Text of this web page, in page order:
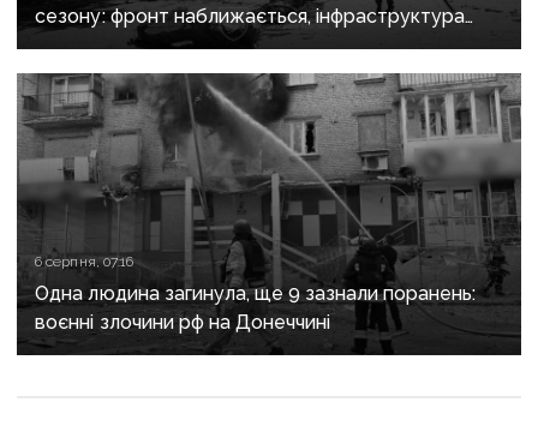
сезону: фронт наближається, інфраструктура
критично зруйнована
6 серпня, 07:16
Одна людина загинула, ще 9 зазнали поранень:
воєнні злочини рф на Донеччині